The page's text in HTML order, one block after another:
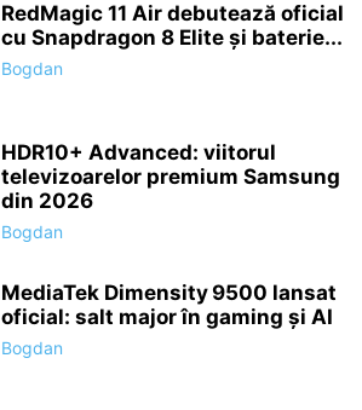
RedMagic 11 Air debutează oficial
cu Snapdragon 8 Elite și baterie...
Bogdan
HDR10+ Advanced: viitorul
televizoarelor premium Samsung
din 2026
Bogdan
MediaTek Dimensity 9500 lansat
oficial: salt major în gaming și AI
Bogdan